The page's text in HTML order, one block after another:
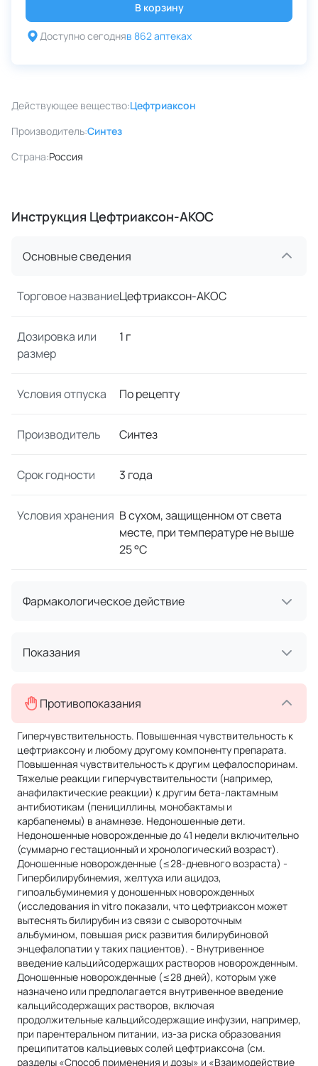
В корзину
Доступно сегодняв 862 аптеках
Действующее вещество:Цефтриаксон
Производитель:Синтез
Страна:Россия
Инструкция Цефтриаксон-АКОС
Основные сведения
Торговое названиеЦефтриаксон-АКОС
Дозировка или
размер
1 г
Условия отпуска По рецепту
Производитель Синтез
Срок годности 3 года
Условия хранения В сухом, защищенном от света
месте, при температуре не выше
25 °C
Фармакологическое действие
Показания
Противопоказания
Гиперчувствительность. Повышенная чувствительность к
цефтриаксону и любому другому компоненту препарата.
Повышенная чувствительность к другим цефалоспоринам.
Тяжелые реакции гиперчувствительности (например,
анафилактические реакции) к другим бета-лактамным
антибиотикам (пенициллины, монобактамы и
карбапенемы) в анамнезе. Недоношенные дети.
Недоношенные новорожденные до 41 недели включительно
(суммарно гестационный и хронологический возраст).
Доношенные новорожденные (≤28‑дневного возраста) -
Гипербилирубинемия, желтуха или ацидоз,
гипоальбуминемия у доношенных новорожденных
(исследования in vitro показали, что цефтриаксон может
вытеснять билирубин из связи с сывороточным
альбумином, повышая риск развития билирубиновой
энцефалопатии у таких пациентов). - Внутривенное
введение кальцийсодержащих растворов новорожденным.
Доношенные новорожденные (≤28 дней), которым уже
назначено или предполагается внутривенное введение
кальцийсодержащих растворов, включая
продолжительные кальцийсодержащие инфузии, например,
при парентеральном питании, из-за риска образования
преципитатов кальциевых солей цефтриаксона (см.
разделы «Способ применения и дозы» и «Взаимодействие